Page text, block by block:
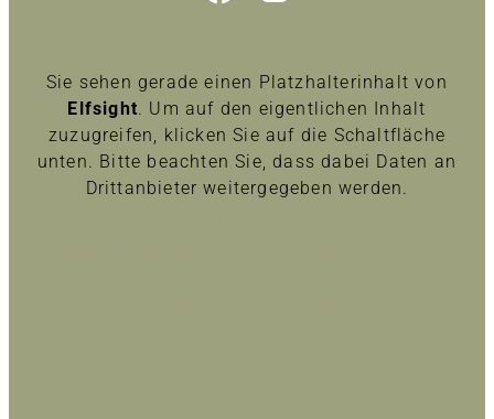
Sie sehen gerade einen Platzhalterinhalt von
Elfsight. Um auf den eigentlichen Inhalt
zuzugreifen, klicken Sie auf die Schaltfläche
unten. Bitte beachten Sie, dass dabei Daten an
Drittanbieter weitergegeben werden.